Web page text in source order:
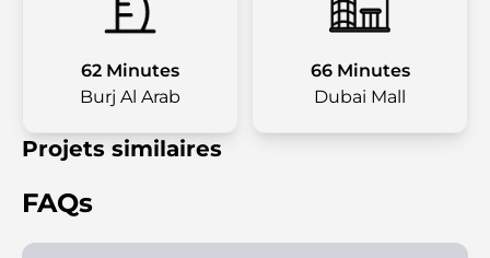
62 Minutes
Burj Al Arab
66 Minutes
Dubai Mall
Projets similaires
FAQs